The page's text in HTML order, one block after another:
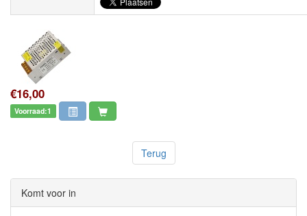
€16,00
Voorraad:1
Terug
Komt voor in